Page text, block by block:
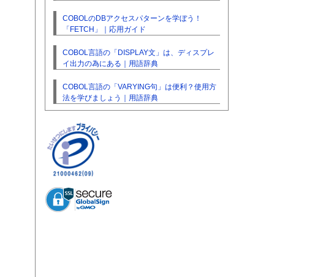
COBOLのDBアクセスパターンを学ぼう！
「FETCH」｜応用ガイド
COBOL言語の「DISPLAY文」は、ディスプレ
イ出力の為にある｜用語辞典
COBOL言語の「VARYING句」は便利？使用方
法を学びましょう｜用語辞典